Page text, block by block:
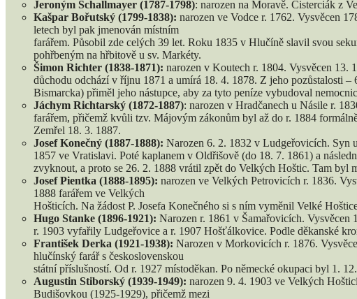
Jeroným Schallmayer (1787-1798): narozen na Moravě. Cisterciák z
Kašpar Bořutský (1799-1838): narozen ve Vodce r. 1762. Vysvěcen
letech byl pak jmenován místním
farářem. Působil zde celých 39 let. Roku 1835 v Hlučíně slavil svou
pohřbeným na hřbitově u sv. Markéty.
Šimon Richter (1838-1871): narozen v Koutech r. 1804. Vysvěcen 13.
důchodu odchází v říjnu 1871 a umírá 18. 4. 1878. Z jeho pozůstalosti
Bismarcka) přiměl jeho nástupce, aby za tyto peníze vybudoval
Jáchym Richtarský (1872-1887): narozen v Hradčanech u Násile r.
farářem, přičemž kvůli tzv. Májovým zákonům byl až do r. 1884
Zemřel 18. 3. 1887.
Josef Konečný (1887-1888): Narozen 6. 2. 1832 v Ludgeřovicích. Syn
1857 ve Vratislavi. Poté kaplanem v Oldřišově (do 18. 7. 1861) a
zvyknout, a proto se 26. 2. 1888 vrátil zpět do Velkých Hoštic. Tam byl
Josef Pientka (1888-1895): narozen ve Velkých Petrovicích r. 1836.
1888 farářem ve Velkých
Hošticích. Na žádost P. Josefa Konečného si s ním vyměnil Velké
Hugo Stanke (1896-1921): Narozen r. 1861 v Šamařovicích. Vysvěcen
r. 1903 vyfařily Ludgeřovice a r. 1907 Hošťálkovice. Podle děkanské
František Derka (1921-1938): Narozen v Morkovicích r. 1876.
hlučínský farář s československou
státní příslušností. Od r. 1927 místoděkan. Po německé okupaci byl 1.
Augustin Stiborský (1939-1949): narozen 9. 4. 1903 ve Velkých
Budišovkou (1925-1929), přičemž mezi